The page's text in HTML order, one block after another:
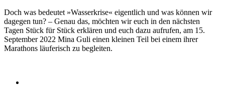
Doch was bedeutet »Wasserkrise« eigentlich und was können wir
dagegen tun? – Genau das, möchten wir euch in den nächsten
Tagen Stück für Stück erklären und euch dazu aufrufen, am 15.
September 2022 Mina Guli einen kleinen Teil bei einem ihrer
Marathons läuferisch zu begleiten.